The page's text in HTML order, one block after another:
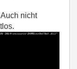
nicht